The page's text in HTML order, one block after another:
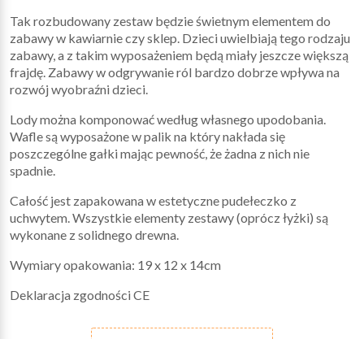
Tak rozbudowany zestaw będzie świetnym elementem do
zabawy w kawiarnie czy sklep. Dzieci uwielbiają tego rodzaju
zabawy, a z takim wyposażeniem będą miały jeszcze większą
frajdę. Zabawy w odgrywanie ról bardzo dobrze wpływa na
rozwój wyobraźni dzieci.
Lody można komponować według własnego upodobania.
Wafle są wyposażone w palik na który nakłada się
poszczególne gałki mając pewność, że żadna z nich nie
spadnie.
Całość jest zapakowana w estetyczne pudełeczko z
uchwytem. Wszystkie elementy zestawy (oprócz łyżki) są
wykonane z solidnego drewna.
Wymiary opakowania: 19 x 12 x 14cm
Deklaracja zgodności CE